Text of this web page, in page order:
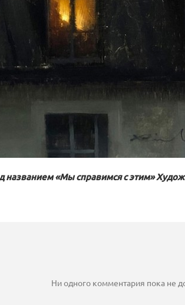
«Мы справимся с этим»
Ни одного комментария пока не